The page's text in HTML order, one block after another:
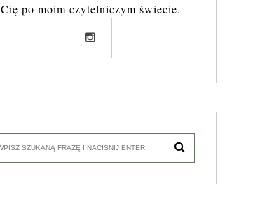
Cię po moim czytelniczym świecie.